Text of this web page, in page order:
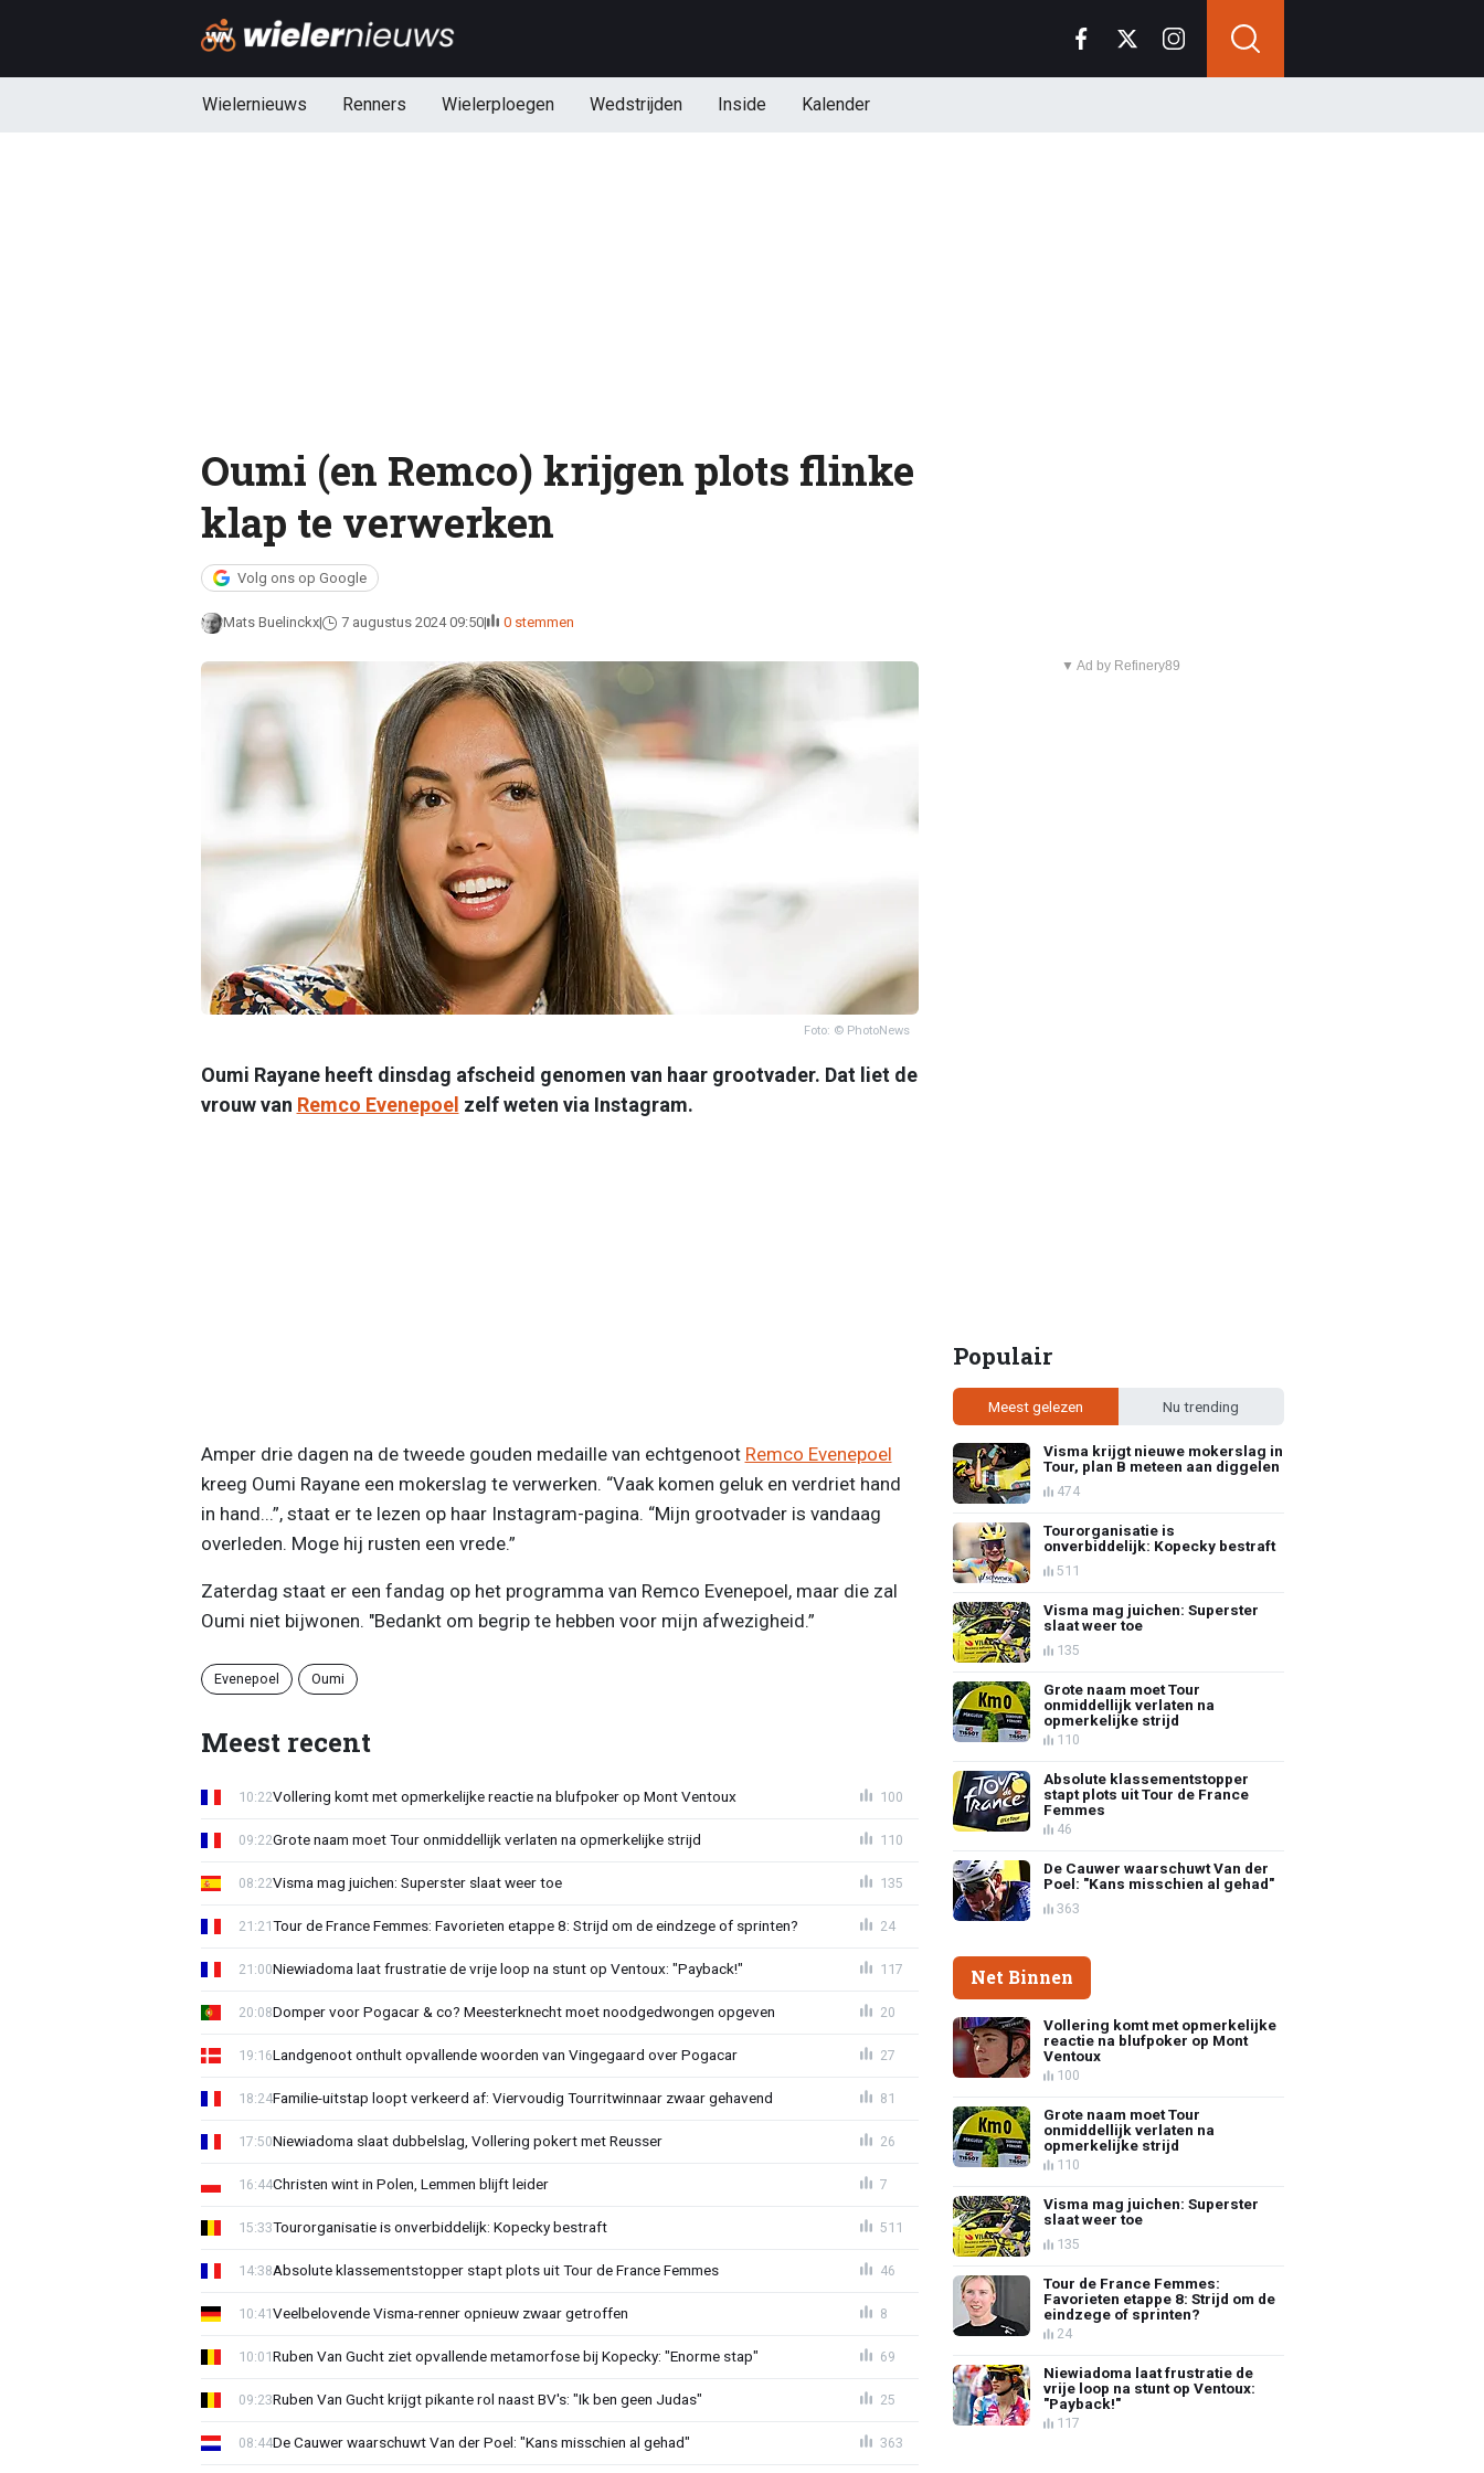
Wielernieuws Renners Wielerploegen Wedstrijden Inside Kalender
Oumi (en Remco) krijgen plots flinke
klap te verwerken
Volg ons op Google
Mats Buelinckx 7 augustus 2024 09:50 0 stemmen
Foto: © PhotoNews
Oumi Rayane heeft dinsdag afscheid genomen van haar grootvader. Dat liet de
vrouw van Remco Evenepoel zelf weten via Instagram.
Amper drie dagen na de tweede gouden medaille van echtgenoot Remco Evenepoel
kreeg Oumi Rayane een mokerslag te verwerken. “Vaak komen geluk en verdriet hand
in hand...”, staat er te lezen op haar Instagram-pagina. “Mijn grootvader is vandaag
overleden. Moge hij rusten een vrede.”
Zaterdag staat er een fandag op het programma van Remco Evenepoel, maar die zal
Oumi niet bijwonen. "Bedankt om begrip te hebben voor mijn afwezigheid.”
Evenepoel Oumi
Meest recent
Vollering komt met opmerkelijke reactie na blufpoker op Mont Ventoux
10:22 100
Grote naam moet Tour onmiddellijk verlaten na opmerkelijke strijd
09:22 110
Visma mag juichen: Superster slaat weer toe
08:22 135
Tour de France Femmes: Favorieten etappe 8: Strijd om de eindzege of sprinten?
21:21 24
Niewiadoma laat frustratie de vrije loop na stunt op Ventoux: "Payback!"
21:00 117
Domper voor Pogacar & co? Meesterknecht moet noodgedwongen opgeven
20:08 20
Landgenoot onthult opvallende woorden van Vingegaard over Pogacar
19:16 27
Familie-uitstap loopt verkeerd af: Viervoudig Tourritwinnaar zwaar gehavend
18:24 81
Niewiadoma slaat dubbelslag, Vollering pokert met Reusser
17:50 26
Christen wint in Polen, Lemmen blijft leider
16:44 7
Tourorganisatie is onverbiddelijk: Kopecky bestraft
15:33 511
Absolute klassementstopper stapt plots uit Tour de France Femmes
14:38 46
Veelbelovende Visma-renner opnieuw zwaar getroffen
10:41 8
Ruben Van Gucht ziet opvallende metamorfose bij Kopecky: "Enorme stap"
10:01 69
Ruben Van Gucht krijgt pikante rol naast BV's: "Ik ben geen Judas"
09:23 25
De Cauwer waarschuwt Van der Poel: "Kans misschien al gehad"
08:44 363
▼ Ad by Refinery89
Populair
Meest gelezen Nu trending
Visma krijgt nieuwe mokerslag in
Tour, plan B meteen aan diggelen
474
Tourorganisatie is
onverbiddelijk: Kopecky bestraft
511
Visma mag juichen: Superster
slaat weer toe
135
Grote naam moet Tour
onmiddellijk verlaten na
opmerkelijke strijd
110
Absolute klassementstopper
stapt plots uit Tour de France
Femmes
46
De Cauwer waarschuwt Van der
Poel: "Kans misschien al gehad"
363
Net Binnen
Vollering komt met opmerkelijke
reactie na blufpoker op Mont
Ventoux
100
Grote naam moet Tour
onmiddellijk verlaten na
opmerkelijke strijd
110
Visma mag juichen: Superster
slaat weer toe
135
Tour de France Femmes:
Favorieten etappe 8: Strijd om de
eindzege of sprinten?
24
Niewiadoma laat frustratie de
vrije loop na stunt op Ventoux:
"Payback!"
117